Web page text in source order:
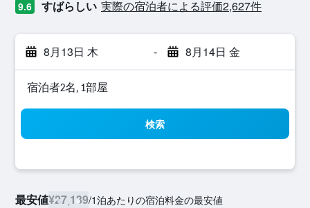
9.6 すばらしい 実際の宿泊者による評価2,627​件
8月13日 木 - 8月14日 金
宿泊者2名, 1​部屋
検索
最安値¥27,139/1泊あたりの宿泊料金の最安値